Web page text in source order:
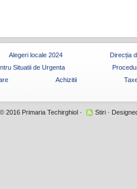
Alegeri locale 2024
Direcția
Situatii de Urgenta
Achizitii
© 2016 Primaria Techirghiol· Stiri·